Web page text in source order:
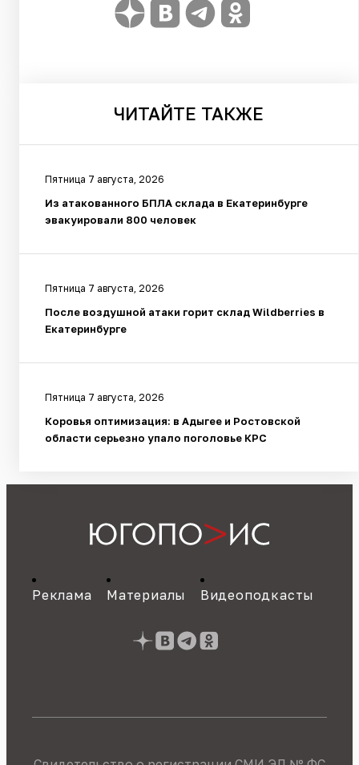
ЧИТАЙТЕ ТАКЖЕ
Пятница 7 августа, 2026
Из атакованного БПЛА склада в Екатеринбурге
эвакуировали 800 человек
Пятница 7 августа, 2026
После воздушной атаки горит склад Wildberries в
Екатеринбурге
Пятница 7 августа, 2026
Коровья оптимизация: в Адыгее и Ростовской
области серьезно упало поголовье КРС
Реклама Материалы Видеоподкасты